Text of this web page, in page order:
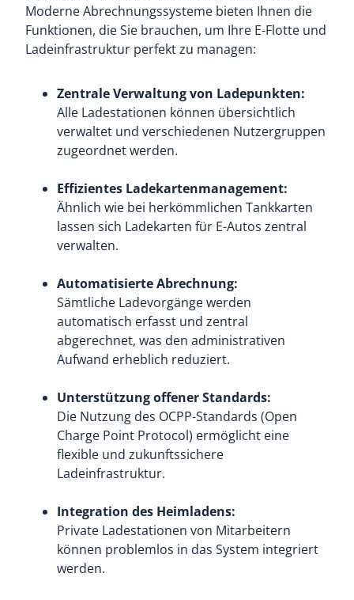
Moderne Abrechnungssysteme bieten Ihnen die
Funktionen, die Sie brauchen, um Ihre E-Flotte und
Ladeinfrastruktur perfekt zu managen:
Zentrale Verwaltung von Ladepunkten:
Alle Ladestationen können übersichtlich
verwaltet und verschiedenen Nutzergruppen
zugeordnet werden.
Effizientes Ladekartenmanagement:
Ähnlich wie bei herkömmlichen Tankkarten
lassen sich Ladekarten für E-Autos zentral
verwalten.
Automatisierte Abrechnung:
Sämtliche Ladevorgänge werden
automatisch erfasst und zentral
abgerechnet, was den administrativen
Aufwand erheblich reduziert.
Unterstützung offener Standards:
Die Nutzung des OCPP-Standards (Open
Charge Point Protocol) ermöglicht eine
flexible und zukunftssichere
Ladeinfrastruktur.
Integration des Heimladens:
Private Ladestationen von Mitarbeitern
können problemlos in das System integriert
werden.